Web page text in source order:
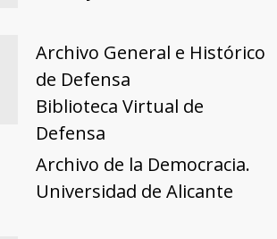
Archivo General e Histórico
de Defensa
Biblioteca Virtual de
Defensa
Archivo de la Democracia.
Universidad de Alicante